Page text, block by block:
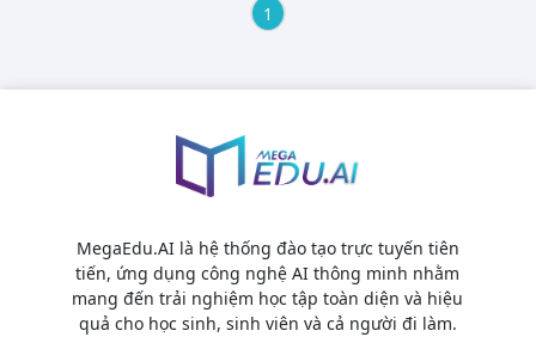
1
MegaEdu.AI là hệ thống đào tạo trực tuyến tiên
tiến, ứng dụng công nghệ AI thông minh nhằm
mang đến trải nghiệm học tập toàn diện và hiệu
quả cho học sinh, sinh viên và cả người đi làm.